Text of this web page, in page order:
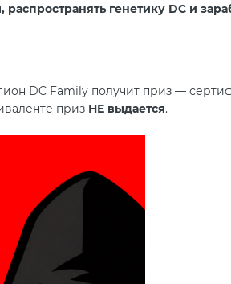
распространять генетику DC и
DC Family получит приз —
призНЕ выдается.